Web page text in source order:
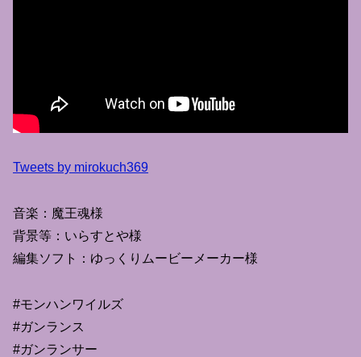
Tweets by mirokuch369
音楽：魔王魂様
背景等：いらすとや様
編集ソフト：ゆっくりムービーメーカー様
#モンハンワイルズ
#ガンランス
#ガンランサー